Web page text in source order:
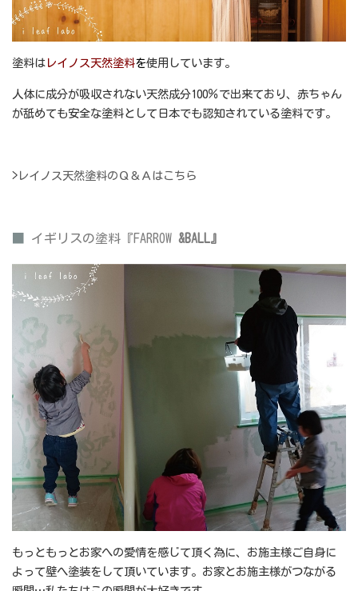
塗料は レイノス天然塗料を使用しています。
人体に成分が吸収されない天然成分100％で出来ており、赤ちゃん
が舐めても安全な塗料として日本でも認知されている塗料です。
> レイノス天然塗料のＱ＆Ａはこちら
イギリスの塗料『FARROW &BALL』
もっともっとお家への愛情を感じて頂く為に、お施主様ご自身に
よって壁へ塗装をして頂いています。お家とお施主様がつながる